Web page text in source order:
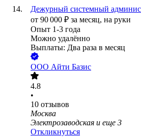
Дежурный системный
от 90 000 ₽ за месяц, на руки
Опыт 1-3 года
Можно удалённо
Выплаты: Два раза в месяц
ООО Айти Базис
4.8
•
10 отзывов
Москва
Электрозаводская и еще 3
Откликнуться